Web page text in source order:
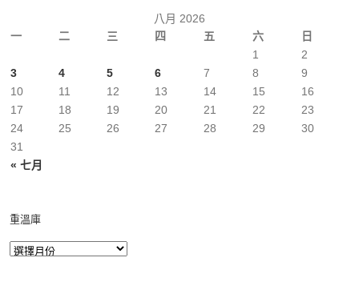
八月 2026
一
二 三 四 五 六 日
« 七月
1
2
3
4 5 6 7 8
9
10
11 12 13 14 15
16
17
18 19 20 21 22
23
24
25 26 27 28 29
30
31
重溫庫